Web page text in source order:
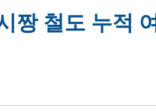
짱 철도 누적